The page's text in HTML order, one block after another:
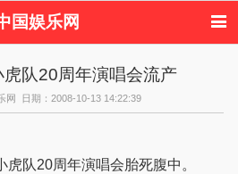
国娱乐网
乐 韩国娱乐
欧美娱乐
闻 影视新闻
内地明星八卦
队20周年演唱会流产
网 日期：2008-10-13 14:22:39
队20周年演唱会胎死腹中。